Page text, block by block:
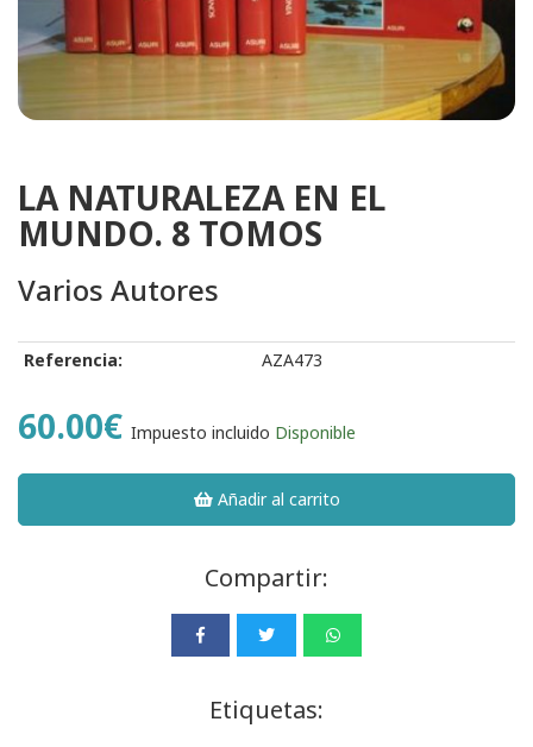
LA NATURALEZA EN EL
MUNDO. 8 TOMOS
Varios Autores
Referencia: AZA473
60.00€ Impuesto incluido Disponible
Añadir al carrito
Compartir:
Etiquetas: